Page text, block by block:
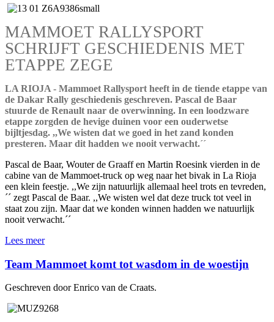
MAMMOET RALLYSPORT
SCHRIJFT GESCHIEDENIS MET
ETAPPE ZEGE
LA RIOJA - Mammoet Rallysport heeft in de tiende etappe van
de Dakar Rally geschiedenis geschreven. Pascal de Baar
stuurde de Renault naar de overwinning. In een loodzware
etappe zorgden de hevige duinen voor een ouderwetse
bijltjesdag. ,,We wisten dat we goed in het zand konden
presteren. Maar dit hadden we nooit verwacht.´´
Pascal de Baar, Wouter de Graaff en Martin Roesink vierden in de
cabine van de Mammoet-truck op weg naar het bivak in La Rioja
een klein feestje. ,,We zijn natuurlijk allemaal heel trots en tevreden,
´´ zegt Pascal de Baar. ,,We wisten wel dat deze truck tot veel in
staat zou zijn. Maar dat we konden winnen hadden we natuurlijk
nooit verwacht.´´
Lees meer
Team Mammoet komt tot wasdom in de woestijn
Geschreven door Enrico van de Craats.